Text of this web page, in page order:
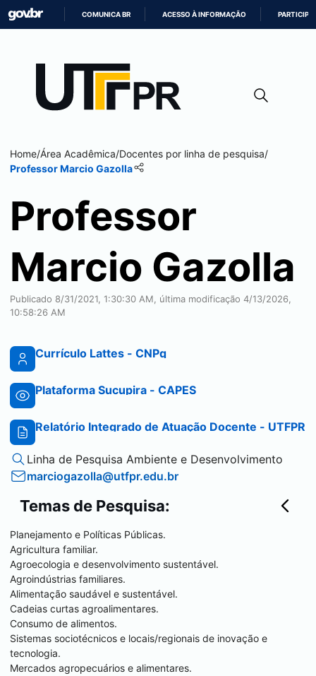
CONTEÚDO
COMUNICA BR ACESSO À INFORMAÇÃO PARTICIPE
Home/Área Acadêmica/Docentes por linha de pesquisa/
Professor Marcio Gazolla
Professor
Marcio Gazolla
Publicado 8/31/2021, 1:30:30 AM, última modificação 4/13/2026,
10:58:26 AM
Currículo Lattes - CNPq
Plataforma Sucupira - CAPES
Relatório Integrado de Atuação Docente - UTFPR
Linha de Pesquisa Ambiente e Desenvolvimento
marciogazolla@utfpr.edu.br
Temas de Pesquisa:
Planejamento e Políticas Públicas.
Agricultura familiar.
Agroecologia e desenvolvimento sustentável.
Agroindústrias familiares.
Alimentação saudável e sustentável.
Cadeias curtas agroalimentares.
Consumo de alimentos.
Sistemas sociotécnicos e locais/regionais de inovação e
tecnologia.
Mercados agropecuários e alimentares.